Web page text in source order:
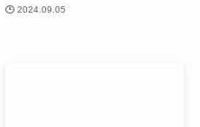
2024.09.05